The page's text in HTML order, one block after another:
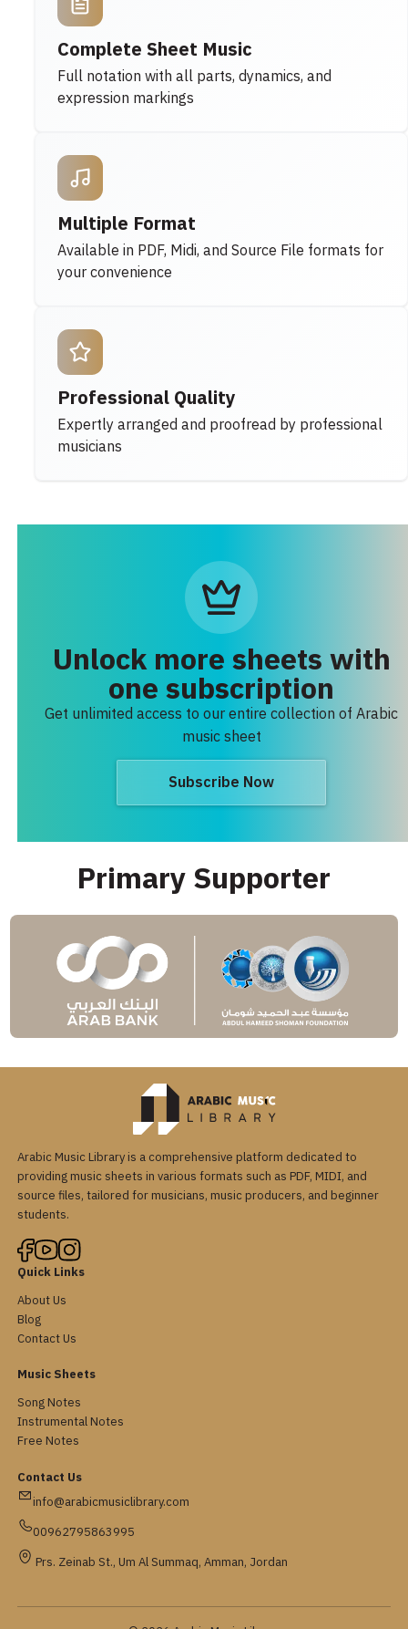
Complete Sheet Music
Full notation with all parts, dynamics, and
expression markings
Multiple Format
Available in PDF, Midi, and Source File formats for
your convenience
Professional Quality
Expertly arranged and proofread by professional
musicians
Unlock more sheets with
one subscription
Get unlimited access to our entire collection of Arabic
music sheet
Subscribe Now
Primary Supporter
Arabic Music Library is a comprehensive platform dedicated to
providing music sheets in various formats such as PDF, MIDI, and
source files, tailored for musicians, music producers, and beginner
students.
Quick Links
About Us
Blog
Contact Us
Music Sheets
Song Notes
Instrumental Notes
Free Notes
Contact Us
info@arabicmusiclibrary.com
00962795863995
Prs. Zeinab St., Um Al Summaq, Amman, Jordan